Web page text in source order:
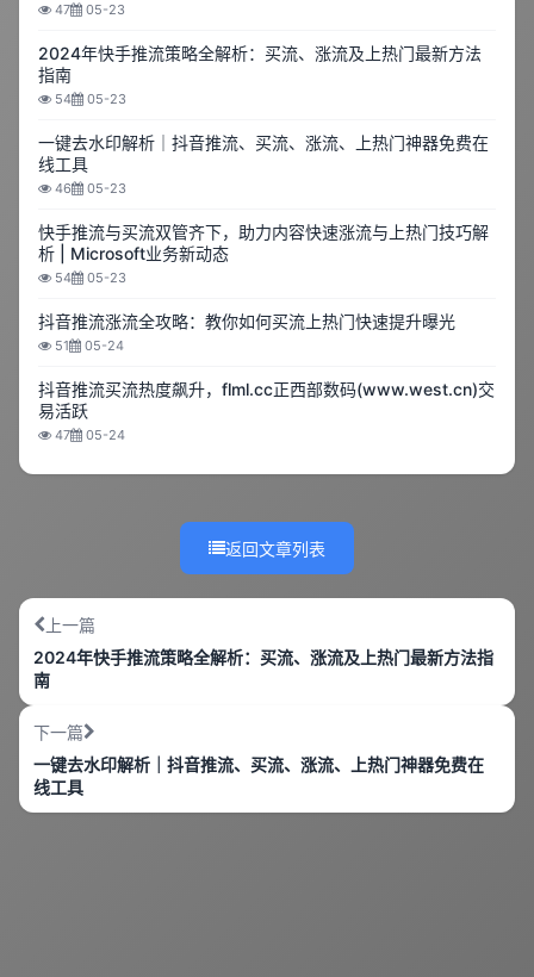
47 05-23
2024年快手推流策略全解析：买流、涨流及上热门最新方法
指南
54 05-23
一键去水印解析｜抖音推流、买流、涨流、上热门神器免费在
线工具
46 05-23
快手推流与买流双管齐下，助力内容快速涨流与上热门技巧解
析 | Microsoft业务新动态
54 05-23
抖音推流涨流全攻略：教你如何买流上热门快速提升曝光
51 05-24
抖音推流买流热度飙升，flml.cc正西部数码(www.west.cn)交
易活跃
47 05-24
返回文章列表
上一篇
2024年快手推流策略全解析：买流、涨流及上热门最新方法指
南
下一篇
一键去水印解析｜抖音推流、买流、涨流、上热门神器免费在
线工具